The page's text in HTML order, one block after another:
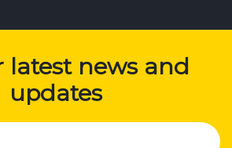
latest news and
updates